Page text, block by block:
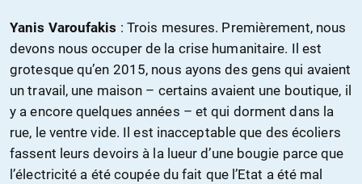
Yanis Varoufakis : Trois mesures. Premièrement, nous
devons nous occuper de la crise humanitaire. Il est
grotesque qu’en 2015, nous ayons des gens qui avaient
un travail, une maison – certains avaient une boutique, il
y a encore quelques années – et qui dorment dans la
rue, le ventre vide. Il est inacceptable que des écoliers
fassent leurs devoirs à la lueur d’une bougie parce que
l’électricité a été coupée du fait que l’Etat a été mal